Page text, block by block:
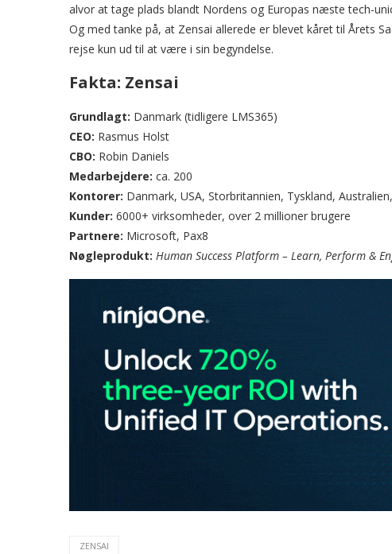
alvor at tage plads blandt Nordens og Europas næste tech-
Og med tanke på, at Zensai allerede er blevet kåret til Årets
rejse kun ud til at være i sin begyndelse.
Fakta: Zensai
Grundlagt: Danmark (tidligere LMS365)
CEO: Rasmus Holst
CBO: Robin Daniels
Medarbejdere: ca. 200
Kontorer: Danmark, USA, Storbritannien, Tyskland,
Kunder: 6000+ virksomheder, over 2 millioner brugere
Partnere: Microsoft, Pax8
Nøgleprodukt: Human Success Platform – Learn, Perform &
ZENSAI